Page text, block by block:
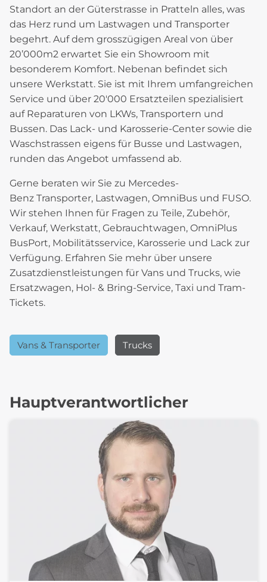
Standort an der Güterstrasse in Pratteln alles, was
das Herz rund um Lastwagen und Transporter
begehrt. Auf dem grosszügigen Areal von über
20’000m2 erwartet Sie ein Showroom mit
besonderem Komfort. Nebenan befindet sich
unsere Werkstatt. Sie ist mit Ihrem umfangreichen
Service und über 20'000 Ersatzteilen spezialisiert
auf Reparaturen von LKWs, Transportern und
Bussen. Das Lack- und Karosserie-Center sowie die
Waschstrassen eigens für Busse und Lastwagen,
runden das Angebot umfassend ab.
Gerne beraten wir Sie zu Mercedes-
Benz Transporter, Lastwagen, OmniBus und FUSO.
Wir stehen Ihnen für Fragen zu Teile, Zubehör,
Verkauf, Werkstatt, Gebrauchtwagen, OmniPlus
BusPort, Mobilitätsservice, Karosserie und Lack zur
Verfügung. Erfahren Sie mehr über unsere
Zusatzdienstleistungen für Vans und Trucks, wie
Ersatzwagen, Hol- & Bring-Service, Taxi und Tram-
Tickets.
Vans & Transporter Trucks
Hauptverantwortlicher